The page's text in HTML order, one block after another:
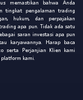
memastikan bahwa Anda
tingkat pengalaman trading
hukum, dan perpajakan
apa pun. Tidak ada satu
saran investasi apa pun
karyawannya. Harap baca
serta Perjanjian Klien kami
kami.